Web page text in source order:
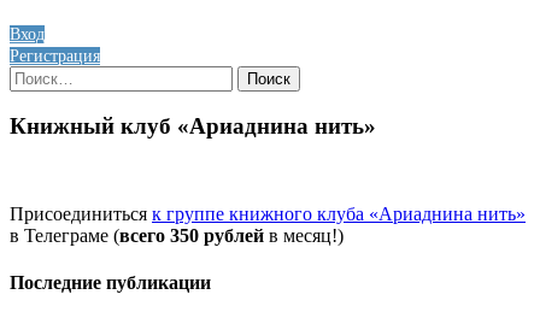
Вход
Регистрация
Найти:
Книжный клуб «Ариаднина нить»
Присоединиться к группе книжного клуба «Ариаднина нить»
в Телеграме (всего 350 рублей в месяц!)
Последние публикации